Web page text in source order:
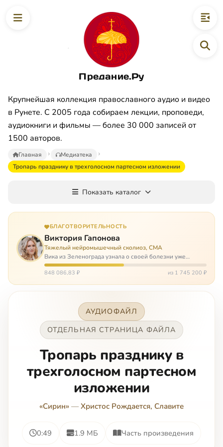
Предание.Ру
Крупнейшая коллекция православного аудио и видео
в Рунете. С 2005 года собираем лекции, проповеди,
аудиокниги и фильмы — более 30 000 записей от
1500 авторов.
Главная
Медиатека
Тропарь празднику в трехголосном партесном изложении
Показать каталог
БЛАГОТВОРИТЕЛЬНОСТЬ
Виктория Гапонова
Тяжелый нейромышечный сколиоз, СМА
Вика из Зеленограда узнала о своей болезни уже
будучи в сознательном возрасте. Ей пришлось
привыкать к инвалидной коляске и сильнейшему
848 086,83 ₽ из 1 745 200 ₽
АУДИОФАЙЛ
ОТДЕЛЬНАЯ СТРАНИЦА ФАЙЛА
Тропарь празднику в
трехголосном партесном
изложении
«Сирин» — Христос Рождается, Славите
0:49 1.9 МБ Часть произведения